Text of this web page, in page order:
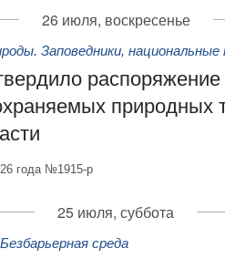
26 июля, воскресенье
Заповедники, национальные
природных
года №1915-р
25 июля, суббота
среда